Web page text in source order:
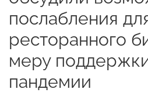
послабления
ресторанного
меру
пандемии